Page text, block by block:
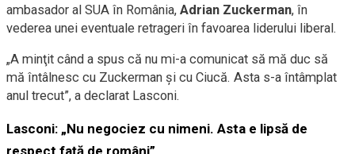
ambasador al SUA în România, Adrian Zuckerman, în
vederea unei eventuale retrageri în favoarea liderului liberal.
„A minţit când a spus că nu mi-a comunicat să mă duc să
mă întâlnesc cu Zuckerman şi cu Ciucă. Asta s-a întâmplat
anul trecut”, a declarat Lasconi.
Lasconi: „Nu negociez cu nimeni. Asta e lipsă de
respect față de români”